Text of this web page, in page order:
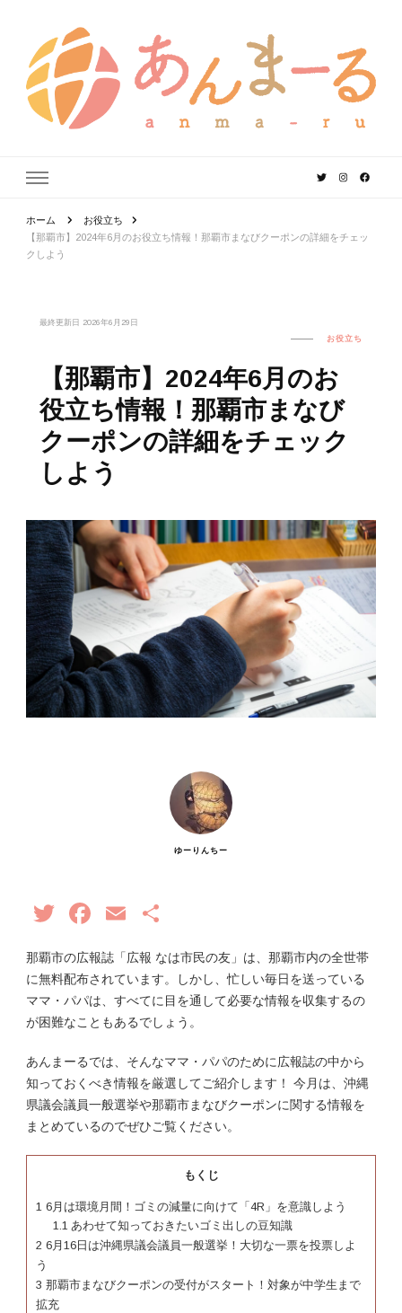
ホーム
お役立ち
【那覇市】2024年6月のお役立ち情報！那覇市まなびクーポンの詳細をチェッ
クしよう
最終更新日 2026年6月29日
お役立ち
【那覇市】2024年6月のお
役立ち情報！那覇市まなび
クーポンの詳細をチェック
しよう
ゆーりんちー
TwitterFacebook
Email
那覇市の広報誌「広報 なは市民の友」は、那覇市内の全世帯
に無料配布されています。しかし、忙しい毎日を送っている
ママ・パパは、すべてに目を通して必要な情報を収集するの
が困難なこともあるでしょう。
あんまーるでは、そんなママ・パパのために広報誌の中から
知っておくべき情報を厳選してご紹介します！ 今月は、沖縄
県議会議員一般選挙や那覇市まなびクーポンに関する情報を
まとめているのでぜひご覧ください。
もくじ
1 6月は環境月間！ゴミの減量に向けて「4R」を意識しよう
1.1 あわせて知っておきたいゴミ出しの豆知識
2 6月16日は沖縄県議会議員一般選挙！大切な一票を投票しよ
う
3 那覇市まなびクーポンの受付がスタート！対象が中学生まで
拡充